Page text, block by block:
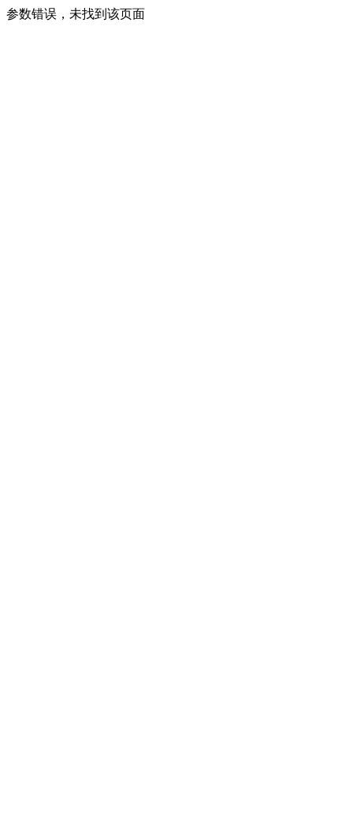
参数错误，未找到该页面